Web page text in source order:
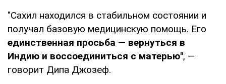
"Сахил находился в стабильном состоянии и
получал базовую медицинскую помощь. Его
единственная просьба — вернуться в
Индию и воссоединиться с матерью", —
говорит Дипа Джозеф.